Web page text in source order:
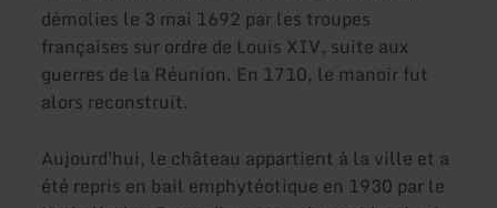
démolies le 3 mai 1692 par les troupes
françaises sur ordre de Louis XIV, suite aux
guerres de la Réunion. En 1710, le manoir fut
alors reconstruit.
Aujourd'hui, le château appartient à la ville et a
été repris en bail emphytéotique en 1930 par le